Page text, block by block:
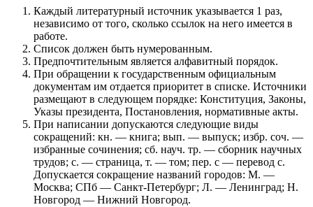
Каждый литературный источник указывается 1 раз,
независимо от того, сколько ссылок на него имеется в
работе.
Список должен быть нумерованным.
Предпочтительным является алфавитный порядок.
При обращении к государственным официальным
документам им отдается приоритет в списке. Источники
размещают в следующем порядке: Конституция, Законы,
Указы президента, Постановления, нормативные акты.
При написании допускаются следующие виды
сокращений: кн. — книга; вып. — выпуск; избр. соч. —
избранные сочинения; сб. науч. тр. — сборник научных
трудов; с. — страница, т. — том; пер. с — перевод с.
Допускается сокращение названий городов: М. —
Москва; СПб — Санкт-Петербург; Л. — Ленинград; Н.
Новгород — Нижний Новгород.